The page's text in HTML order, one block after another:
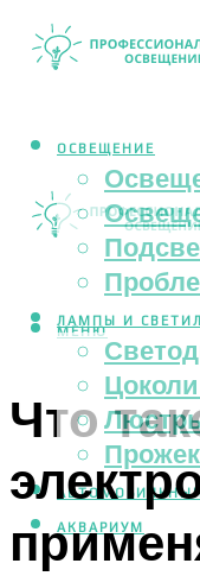
ОСВЕЩЕНИЕ
ЛАМПЫ И
АКВАРИУМ
МЕНЮ
Что